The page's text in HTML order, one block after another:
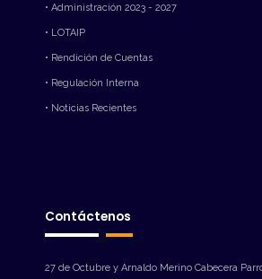
• Administración 2023 - 2027
• LOTAIP
• Rendición de Cuentas
• Regulación Interna
• Noticias Recientes
Contáctenos
27 de Octubre y Arnaldo Merino Cabecera